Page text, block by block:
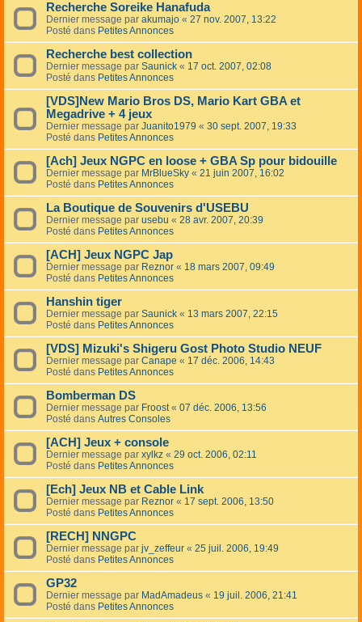
Recherche Soreike Hanafuda
Dernier message par akumajo « 27 nov. 2007, 13:22
Posté dans Petites Annonces
Recherche best collection
Dernier message par Saunick « 17 oct. 2007, 02:08
Posté dans Petites Annonces
[VDS]New Mario Bros DS, Mario Kart GBA et
Megadrive + 4 jeux
Dernier message par Juanito1979 « 30 sept. 2007, 19:33
Posté dans Petites Annonces
[Ach] Jeux NGPC en loose + GBA Sp pour bidouille
Dernier message par MrBlueSky « 21 juin 2007, 16:02
Posté dans Petites Annonces
La Boutique de Souvenirs d'USEBU
Dernier message par usebu « 28 avr. 2007, 20:39
Posté dans Petites Annonces
[ACH] Jeux NGPC Jap
Dernier message par Reznor « 18 mars 2007, 09:49
Posté dans Petites Annonces
Hanshin tiger
Dernier message par Saunick « 13 mars 2007, 22:15
Posté dans Petites Annonces
[VDS] Mizuki's Shigeru Gost Photo Studio NEUF
Dernier message par Canape « 17 déc. 2006, 14:43
Posté dans Petites Annonces
Bomberman DS
Dernier message par Froost« 07 déc. 2006, 13:56
Posté dans Autres Consoles
[ACH] Jeux + console
Dernier message par xylkz « 29 oct. 2006, 02:11
Posté dans Petites Annonces
[Ech] Jeux NB et Cable Link
Dernier message par Reznor « 17 sept. 2006, 13:50
Posté dans Petites Annonces
[RECH] NNGPC
Dernier message par jv_zeffeur « 25 juil. 2006, 19:49
Posté dans Petites Annonces
GP32
Dernier message par MadAmadeus « 19 juil. 2006, 21:41
Posté dans Petites Annonces